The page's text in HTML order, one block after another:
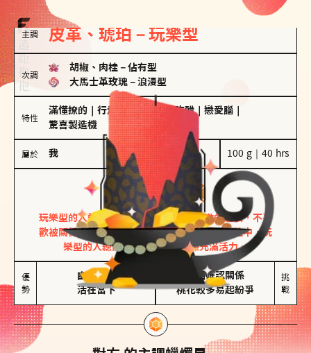
主調 皮革、琥珀－玩樂型
次調
胡椒、肉桂 － 佔有型
大馬士革玫瑰 － 浪漫型
特性
滿懂撩的 行走的發電機｜ 愛吃醋｜ 戀愛腦
驚喜製造機
屬於 我 100 g｜40 hrs
玩樂型
皮革、琥珀
玩樂型的人熱情洋溢，視戀愛為一場刺激的遊戲，不喜
歡被關係中的限制綑綁。無論是約會中還是交往中，玩
樂型的人總能帶來樂趣，讓關係充滿活力。
優
勢
幽默風趣
活在當下
害怕確認關係
桃花較多易起紛爭
挑
戰